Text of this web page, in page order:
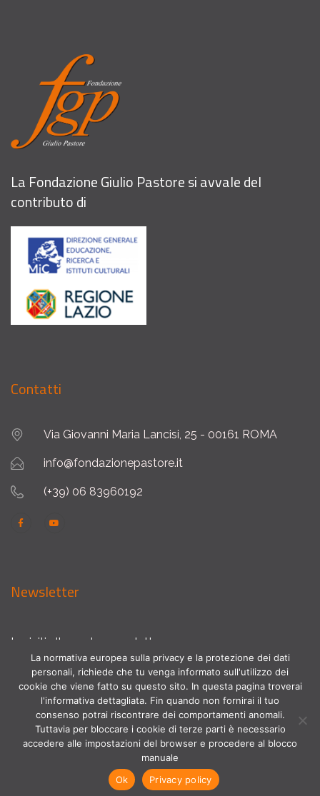
La Fondazione Giulio Pastore si avvale del
contributo di
Contatti
Via Giovanni Maria Lancisi, 25 - 00161 ROMA
info@fondazionepastore.it
(+39) 06 83960192
Newsletter
Iscriviti alla nostra newsletter
Copyright © 2022 Fondazione Giulio Pastore. All Rights
La normativa europea sulla privacy e la protezione dei dati
personali, richiede che tu venga informato sull'utilizzo dei
cookie che viene fatto su questo sito. In questa pagina troverai
l'informativa dettagliata. Fin quando non fornirai il tuo
consenso potrai riscontrare dei comportamenti anomali.
Tuttavia per bloccare i cookie di terze parti è necessario
accedere alle impostazioni del browser e procedere al blocco
manuale
Ok
Privacy policy